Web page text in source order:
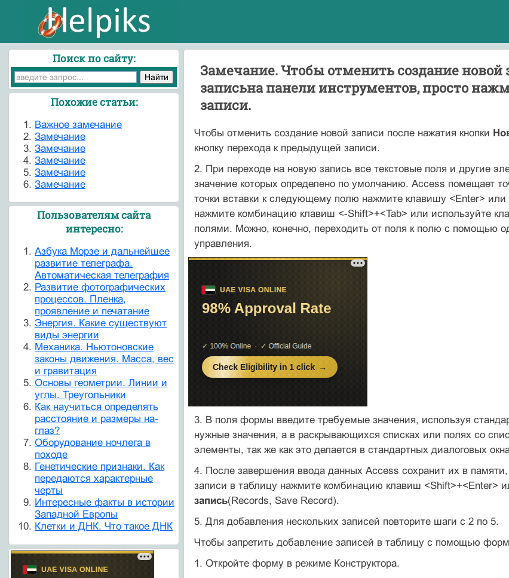
Замечание. Чтобы отменить создание
записьна панели инструментов, просто
записи.
Чтобы отменить создание новой записи после нажатия кнопки
кнопку перехода к предыдущей записи.
2. При переходе на новую запись все текстовые поля и другие
значение которых определено по умолчанию. Access помещает
точки вставки к следующему полю нажмите клавишу <Enter>
нажмите комбинацию клавиш <-Shift>+<Tab> или используйте
полями. Можно, конечно, переходить от поля к полю с помощью
управления.
3. В поля формы введите требуемые значения, используя
нужные значения, а в раскрывающихся списках или полях со
элементы, так же как это делается в стандартных диалоговых
4. После завершения ввода данных Access сохранит их в
записи в таблицу нажмите комбинацию клавиш <Shift>+<Enter>
запись(Records, Save Record).
5. Для добавления нескольких записей повторите шаги с 2 по 5.
Чтобы запретить добавление записей в таблицу с помощью
1. Откройте форму в режиме Конструктора.
Поиск по сайту:
Похожие статьи:
Важное замечание
Замечание
Замечание
Замечание
Замечание
Замечание
Пользователям сайта
интересно:
Азбука Морзе и дальнейшее
развитие телеграфа.
Автоматическая телеграфия
Развитие фотографических
процессов. Пленка,
проявление и печатание
Энергия. Какие существуют
виды энергии
Механика. Ньютоновские
законы движения. Масса, вес
и гравитация
Основы геометрии. Линии и
углы. Треугольники
Как научиться определять
расстояние и размеры на-
глаз?
Оборудование ночлега в
походе
Генетические признаки. Как
передаются характерные
черты
Интересные факты в истории
Западной Европы
Клетки и ДНК. Что такое ДНК